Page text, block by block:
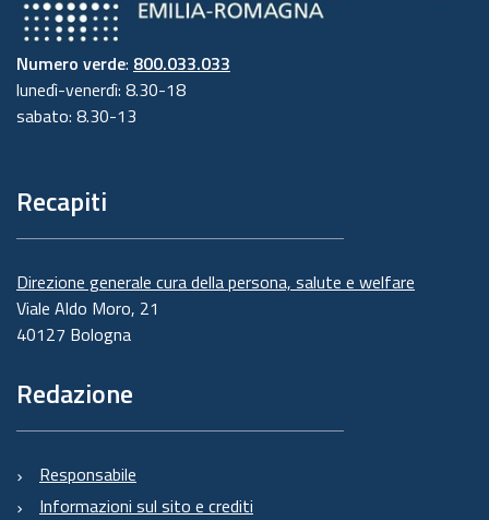
Numero verde: 800.033.033
lunedì-venerdì: 8.30-18
sabato: 8.30-13
Recapiti
Direzione generale cura della persona, salute e welfare
Viale Aldo Moro, 21
40127 Bologna
Redazione
Responsabile
Informazioni sul sito e crediti